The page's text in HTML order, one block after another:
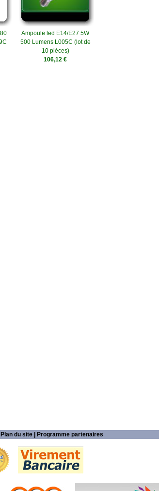
Ampoule led E14/E27 5W
500 Lumens L005C (lot de
10 pièces)
106,12 €
Plan du site | Programme partenaires